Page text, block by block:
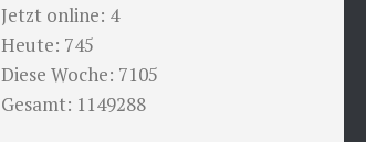
Jetzt online: 4
Heute: 745
Diese Woche: 7105
Gesamt: 1149288